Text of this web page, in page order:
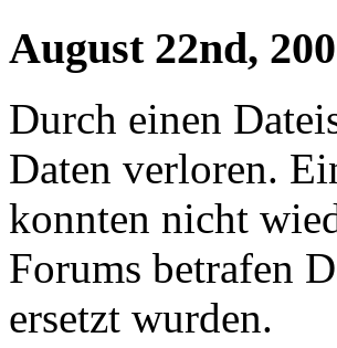
August 22nd,
Durch einen
Daten verloren.
konnten nicht
Forums betrafen
ersetzt wurden.